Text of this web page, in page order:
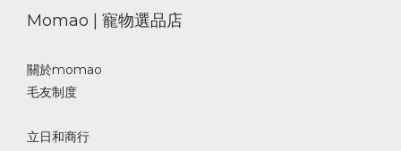
Momao | 寵物選品店
關於momao
毛友制度
立日和商行